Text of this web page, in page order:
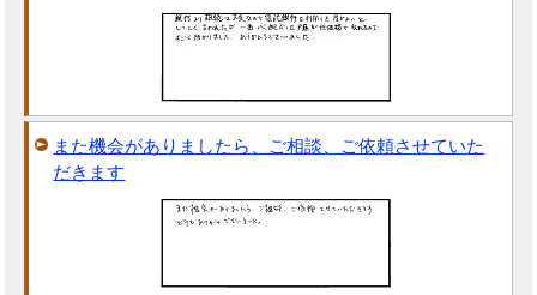
また機会がありましたら、ご相談、ご依頼させていた
だきます